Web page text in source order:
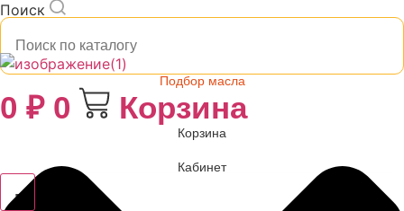
Поиск
Подбор масла
0 ₽ 0 Корзина
Корзина
Кабинет